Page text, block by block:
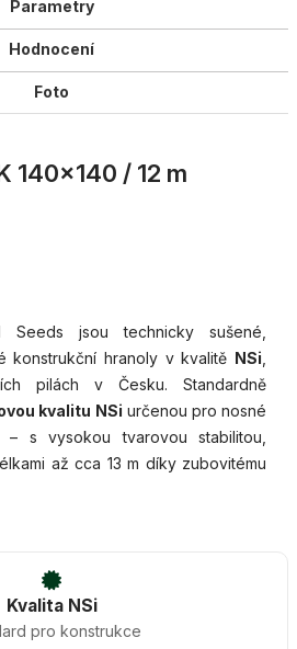
Parametry
Hodnocení
Foto
140×140 / 12 m
Seeds jsou technicky sušené,
konstrukční hranoly v kvalitě NSi
pilách v Česku. Standardně
kvalitu NSi určenou pro nosné
s vysokou tvarovou stabilitou,
až cca 13 m díky zubovitému
Kvalita NSi
pro konstrukce